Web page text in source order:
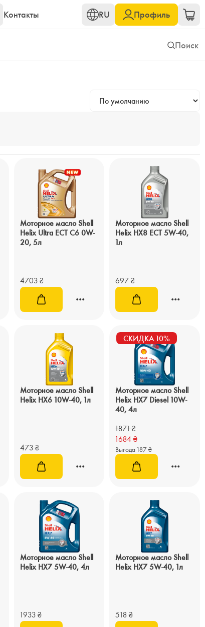
Контакты RU Профиль
Моторное масло Shell
Helix Ultra ECT C6 0W-
20, 5л
4703₴
Моторное масло Shell
Helix HX8 ECT 5W-40,
1л
697₴
Моторное масло Shell
Helix HX6 10W-40, 1л
473₴
СКИДКА 10%
Моторное масло Shell
Helix HX7 Diesel 10W-
40, 4л
1871₴
1684 ₴
Выгода 187 ₴
Моторное масло Shell
Helix HX7 5W-40, 4л
1933₴
Моторное масло Shell
Helix HX7 5W-40, 1л
518₴